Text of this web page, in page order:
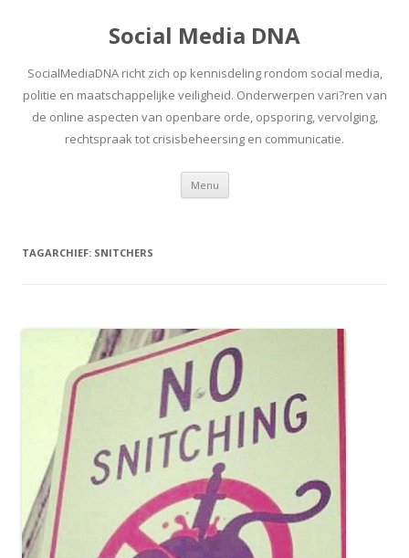
Social Media DNA
SocialMediaDNA richt zich op kennisdeling rondom social media,
politie en maatschappelijke veiligheid. Onderwerpen vari?ren van
de online aspecten van openbare orde, opsporing, vervolging,
rechtspraak tot crisisbeheersing en communicatie.
Menu Spring
inhoud
TAGARCHIEF: SNITCHERS